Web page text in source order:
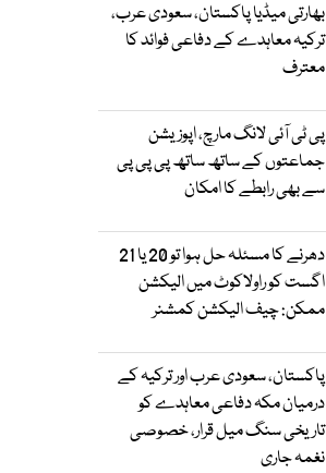
بھارتی میڈیا پاکستان، سعودی عرب،
ترکیہ معاہدے کے دفاعی فوائد کا
معترف
پی ٹی آئی لانگ مارچ، اپوزیشن
جماعتوں کے ساتھ ساتھ پی پی پی
سے بھی رابطے کا امکان
دھرنے کا مسئلہ حل ہوا تو 20 یا 21
اگست کو راولاکوٹ میں الیکشن
ممکن: چیف الیکشن کمشنر
پاکستان، سعودی عرب اور ترکیہ کے
درمیان مکہ دفاعی معاہدے کو
تاریخی سنگ میل قرار، خصوصی
نغمہ جاری